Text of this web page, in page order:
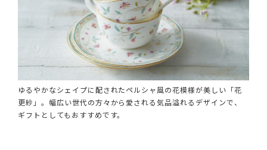
ゆるやかなシェイプに配されたペルシャ風の花模様が美しい「花
更紗」。幅広い世代の方々から愛される気品溢れるデザインで、
ギフトとしてもおすすめです。